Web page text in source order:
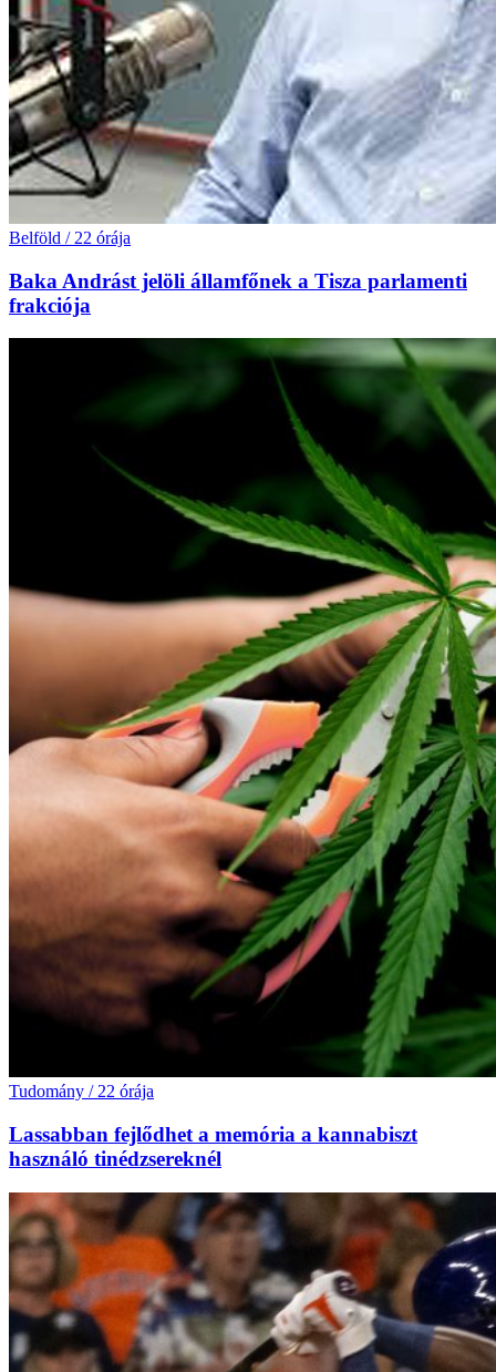
Belföld / 22 órája
Baka Andrást jelöli államfőnek a Tisza parlamenti
frakciója
Tudomány / 22 órája
Lassabban fejlődhet a memória a kannabiszt
használó tinédzsereknél